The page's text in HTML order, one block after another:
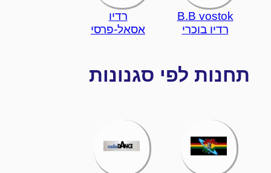
B.B vostok
רדיו בוכרי
רדיו
אסאל-פרסי
תחנות לפי סגנונות